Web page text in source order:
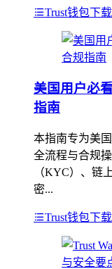
Trust钱包下
美国用户必
指南
本指南专为美
全流程与合规
（KYC）、链
密...
Trust钱包下